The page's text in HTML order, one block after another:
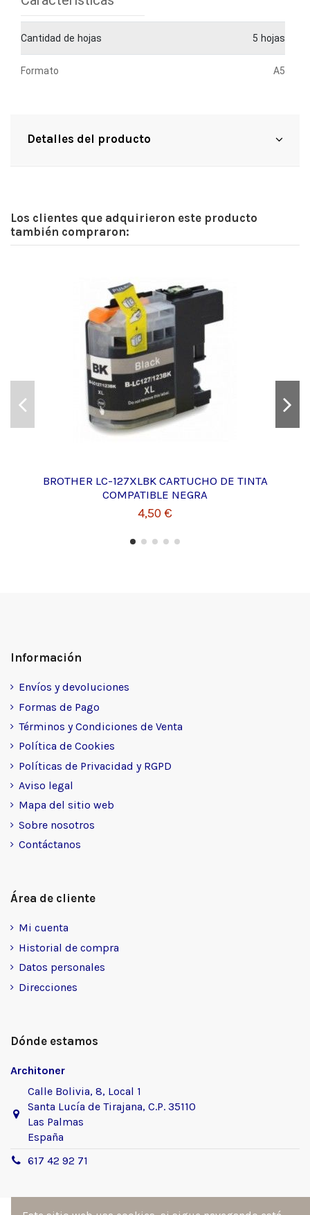
Cantidad de hojas 5 hojas
Formato A5
Detalles del producto
Los clientes que adquirieron este producto
también compraron:
BROTHER LC-127XLBK CARTUCHO DE TINTA
COMPATIBLE NEGRA
4,50 €
Información
Envíos y devoluciones
Formas de Pago
Términos y Condiciones de Venta
Política de Cookies
Políticas de Privacidad y RGPD
Aviso legal
Mapa del sitio web
Sobre nosotros
Contáctanos
Área de cliente
Mi cuenta
Historial de compra
Datos personales
Direcciones
Dónde estamos
Architoner
Calle Bolivia, 8, Local 1
Santa Lucía de Tirajana, C.P. 35110
Las Palmas
España
617 42 92 71